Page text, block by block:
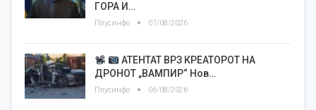
ГОРА И…
Плусинфо 07/08/2026
АТЕНТАТ ВРЗ КРЕАТОРОТ НА
ДРОНОТ „ВАМПИР“ Нов…
Плусинфо 06/08/2026